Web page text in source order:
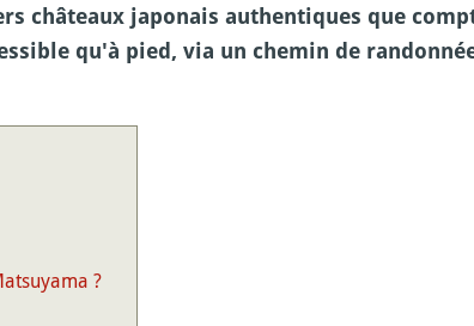
châteaux japonais authentiques que
qu'à pied, via un chemin de
?